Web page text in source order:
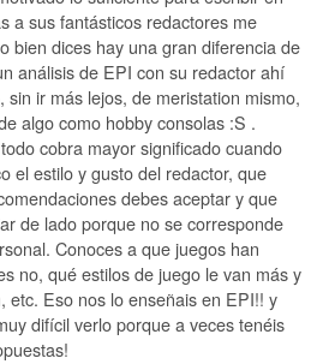
a sus fantásticos redactores me
bien dices hay una gran diferencia de
análisis de EPI con su redactor ahí
sin ir más lejos, de meristation mismo,
algo como hobby consolas :S .
cobra mayor significado cuando
el estilo y gusto del redactor, que
debes aceptar y que
de lado porque no se corresponde
Conoces a que juegos han
no, qué estilos de juego le van más y
etc. Eso nos lo enseñais en EPI!! y
difícil verlo porque a veces tenéis